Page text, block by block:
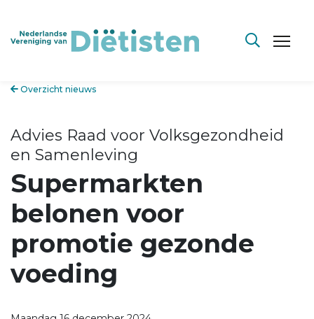
Overzicht nieuws
Advies Raad voor Volksgezondheid
en Samenleving
Supermarkten
belonen voor
promotie gezonde
voeding